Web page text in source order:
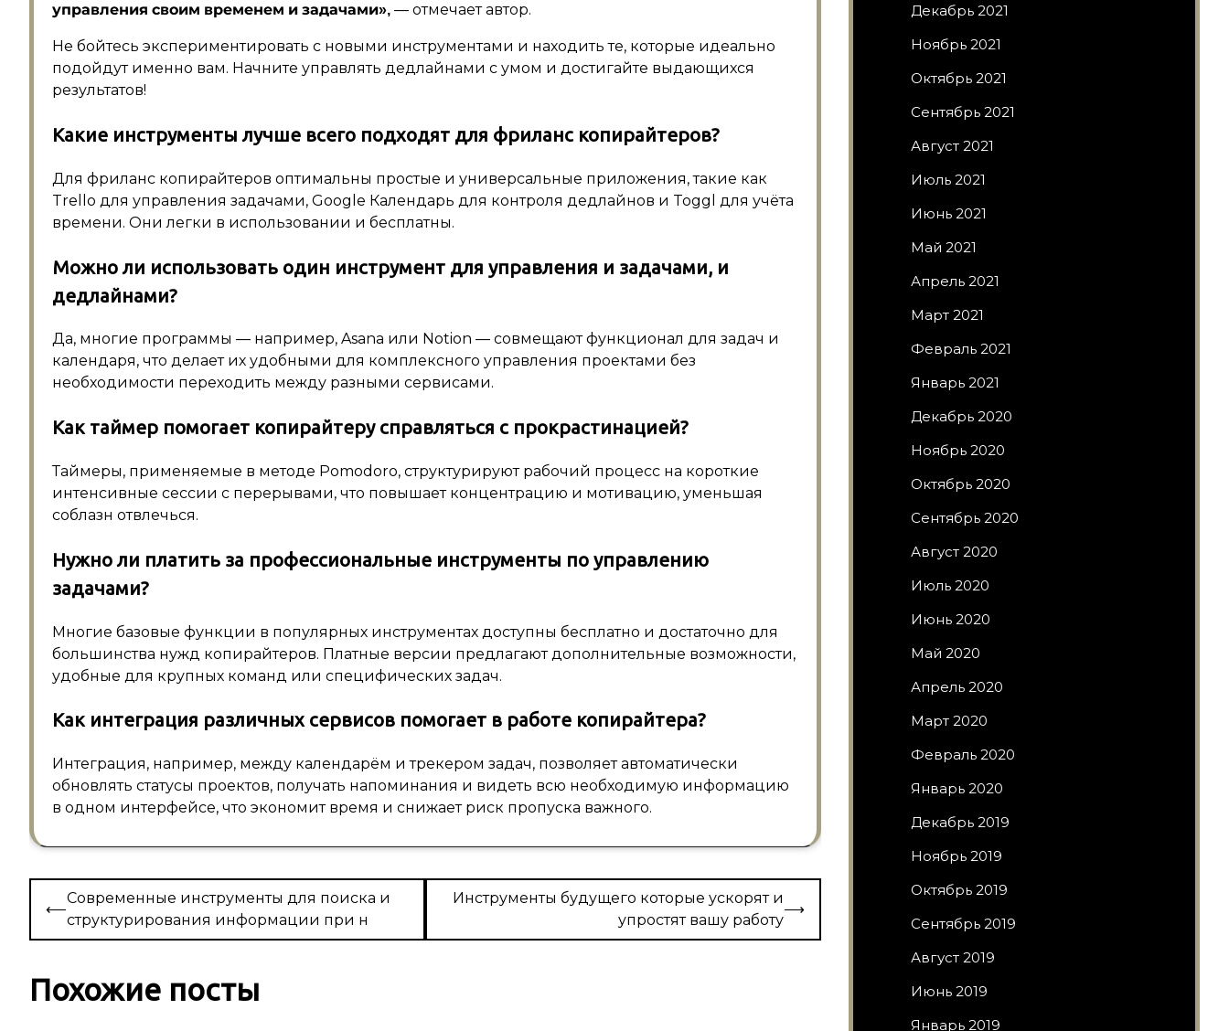
управления своим временем и задачами», — отмечает автор.
Не бойтесь экспериментировать с новыми инструментами и находить те, которые идеально
подойдут именно вам. Начните управлять дедлайнами с умом и достигайте выдающихся
результатов!
Какие инструменты лучше всего подходят для фриланс копирайтеров?
Для фриланс копирайтеров оптимальны простые и универсальные приложения, такие как
Trello для управления задачами, Google Календарь для контроля дедлайнов и Toggl для учёта
времени. Они легки в использовании и бесплатны.
Можно ли использовать один инструмент для управления и задачами, и
дедлайнами?
Да, многие программы — например, Asana или Notion — совмещают функционал для задач и
календаря, что делает их удобными для комплексного управления проектами без
необходимости переходить между разными сервисами.
Как таймер помогает копирайтеру справляться с прокрастинацией?
Таймеры, применяемые в методе Pomodoro, структурируют рабочий процесс на короткие
интенсивные сессии с перерывами, что повышает концентрацию и мотивацию, уменьшая
соблазн отвлечься.
Нужно ли платить за профессиональные инструменты по управлению
задачами?
Многие базовые функции в популярных инструментах доступны бесплатно и достаточно для
большинства нужд копирайтеров. Платные версии предлагают дополнительные возможности,
удобные для крупных команд или специфических задач.
Как интеграция различных сервисов помогает в работе копирайтера?
Интеграция, например, между календарём и трекером задач, позволяет автоматически
обновлять статусы проектов, получать напоминания и видеть всю необходимую информацию
в одном интерфейсе, что экономит время и снижает риск пропуска важного.
Навигация
по
⟵
Современные инструменты для поиска и
структурирования информации при н
Инструменты будущего которые ускорят и
упростят вашу работу
⟶
Похожие посты
Декабрь 2021
Ноябрь 2021
Октябрь 2021
Сентябрь 2021
Август 2021
Июль 2021
Июнь 2021
Май 2021
Апрель 2021
Март 2021
Февраль 2021
Январь 2021
Декабрь 2020
Ноябрь 2020
Октябрь 2020
Сентябрь 2020
Август 2020
Июль 2020
Июнь 2020
Май 2020
Апрель 2020
Март 2020
Февраль 2020
Январь 2020
Декабрь 2019
Ноябрь 2019
Октябрь 2019
Сентябрь 2019
Август 2019
Июнь 2019
Январь 2019